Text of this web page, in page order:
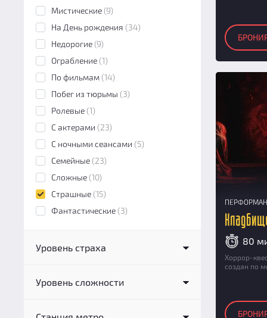
Мистические (9)
На День рождения (34)
Недорогие (9)
Ограбление (1)
По фильмам (14)
Побег из тюрьмы (3)
Ролевые (1)
С актерами (23)
С ночными сеансами (5)
Семейные (23)
Сложные (10)
Страшные (15)
Фантастические (3)
Уровень страха
Низкий(1)
Уровень сложности
80
Хоррор-
создан по